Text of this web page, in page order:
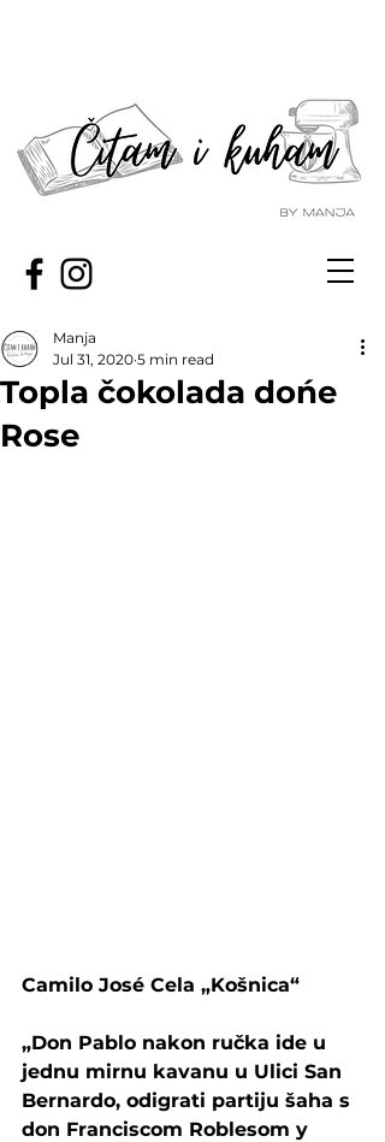
Topla čokolada dońe
Rose
Manja
Jul 31, 2020 5 min read
Camilo José Cela „Košnica“
„Don Pablo nakon ručka ide u
jednu mirnu kavanu u Ulici San
Bernardo, odigrati partiju šaha s
don Franciscom Roblesom y